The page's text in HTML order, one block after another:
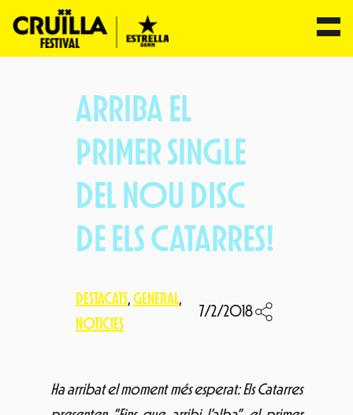
ARRIBA EL
PRIMER SINGLE
DEL NOU DISC
DE ELS CATARRES!
DESTACATS, GENERAL
NOTICIES
7/2/2018
Ha arribat el moment més esperat: Els Catarres